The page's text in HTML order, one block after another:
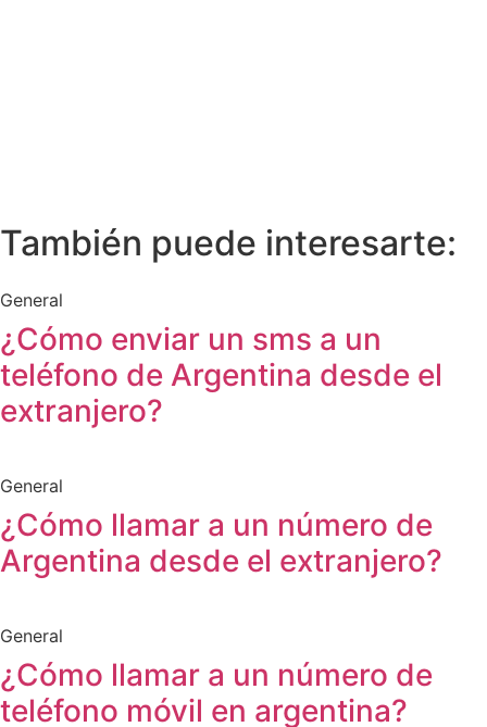
También puede interesarte:
General
¿Cómo enviar un sms a un
teléfono de Argentina desde el
extranjero?
General
¿Cómo llamar a un número de
Argentina desde el extranjero?
General
¿Cómo llamar a un número de
teléfono móvil en argentina?